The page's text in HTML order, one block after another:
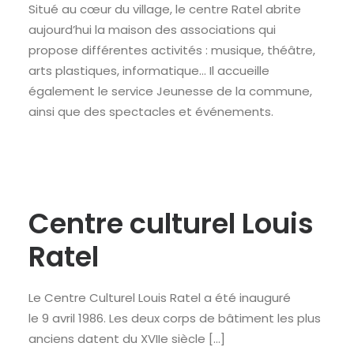
Situé au cœur du village, le centre Ratel abrite
aujourd’hui la maison des associations qui
propose différentes activités : musique, théâtre,
arts plastiques, informatique… Il accueille
également le service Jeunesse de la commune,
ainsi que des spectacles et événements.
Centre culturel Louis
Ratel
Le Centre Culturel Louis Ratel a été inauguré
le 9 avril 1986. Les deux corps de bâtiment les plus
anciens datent du XVIIe siècle […]